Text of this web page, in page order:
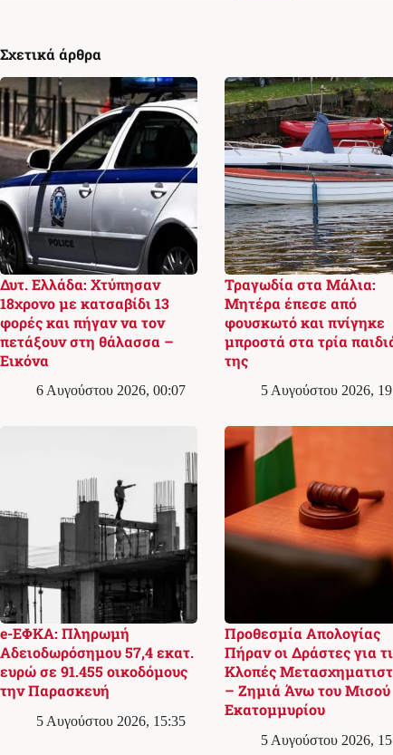
Σχετικά άρθρα
Δυτ. Ελλάδα: Χτύπησαν
18χρονο με κατσαβίδι 13
φορές και πήγαν να τον
πετάξουν στη θάλασσα –
Εικόνα
6 Αυγούστου 2026, 00:07
Τραγωδία στα Μάλια:
Μητέρα έπεσε από
φουσκωτό και πνίγηκε
μπροστά στα τρία
της
5 Αυγούστου 2026,
e-ΕΦΚΑ: Πληρωμή
Αδειοδωρόσημου 57,4 εκατ.
ευρώ σε 91.455 οικοδόμους
την Παρασκευή
5 Αυγούστου 2026, 15:35
Προθεσμία Απολογίας
Πήραν οι Δράστες για
Κλοπές
– Ζημιά Άνω του Μισού
Εκατομμυρίου
5 Αυγούστου 2026,